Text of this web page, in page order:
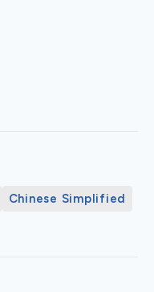
Chinese Simplified